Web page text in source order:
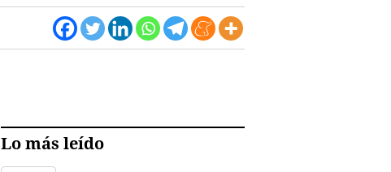
Lo más leído